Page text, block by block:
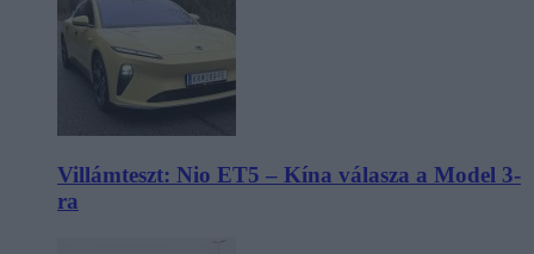
Villámteszt: Nio ET5 – Kína válasza a Model 3-
ra